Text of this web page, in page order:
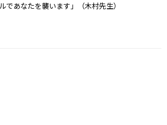
あなたを襲います」（木村先生）